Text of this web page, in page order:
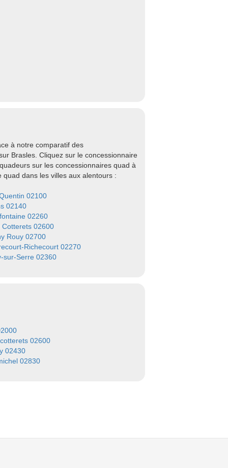
à notre comparatif des
Brasles. Cliquez sur le concessionnaire
sur les concessionnaires quad à
dans les villes aux alentours :
02100
02140
02260
Cotterets 02600
Rouy 02700
Richecourt 02270
sur-Serre 02360
02600
02430
02830